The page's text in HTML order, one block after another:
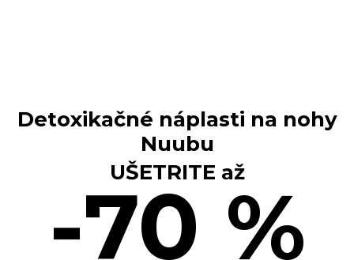
Detoxikačné náplasti na nohy
Nuubu
UŠETRITE až
-70 %